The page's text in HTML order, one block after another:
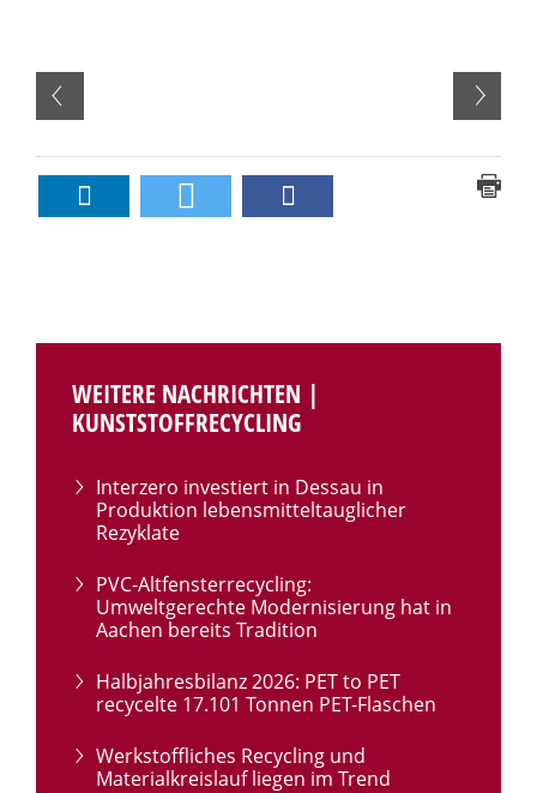
WEITERE NACHRICHTEN |
KUNSTSTOFFRECYCLING
Interzero investiert in Dessau in
Produktion lebensmitteltauglicher
Rezyklate
PVC-Altfensterrecycling:
Umweltgerechte Modernisierung hat in
Aachen bereits Tradition
Halbjahresbilanz 2026: PET to PET
recycelte 17.101 Tonnen PET-Flaschen
Werkstoffliches Recycling und
Materialkreislauf liegen im Trend